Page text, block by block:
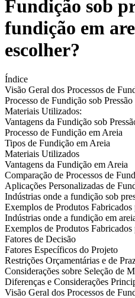
Fundição sob
fundição em
escolher?
Índice
Visão Geral dos Processos de
Processo de Fundição sob Pressão
Materiais Utilizados:
Vantagens da Fundição sob
Processo de Fundição em Areia
Tipos de Fundição em Areia
Materiais Utilizados
Vantagens da Fundição em Areia
Comparação de Processos de
Aplicações Personalizadas de
Indústrias onde a fundição sob
Exemplos de Produtos
Indústrias onde a fundição em
Exemplos de Produtos
Fatores de Decisão
Fatores Específicos do Projeto
Restrições Orçamentárias e de
Considerações sobre Seleção de
Diferenças e Considerações
Visão Geral dos Processos de